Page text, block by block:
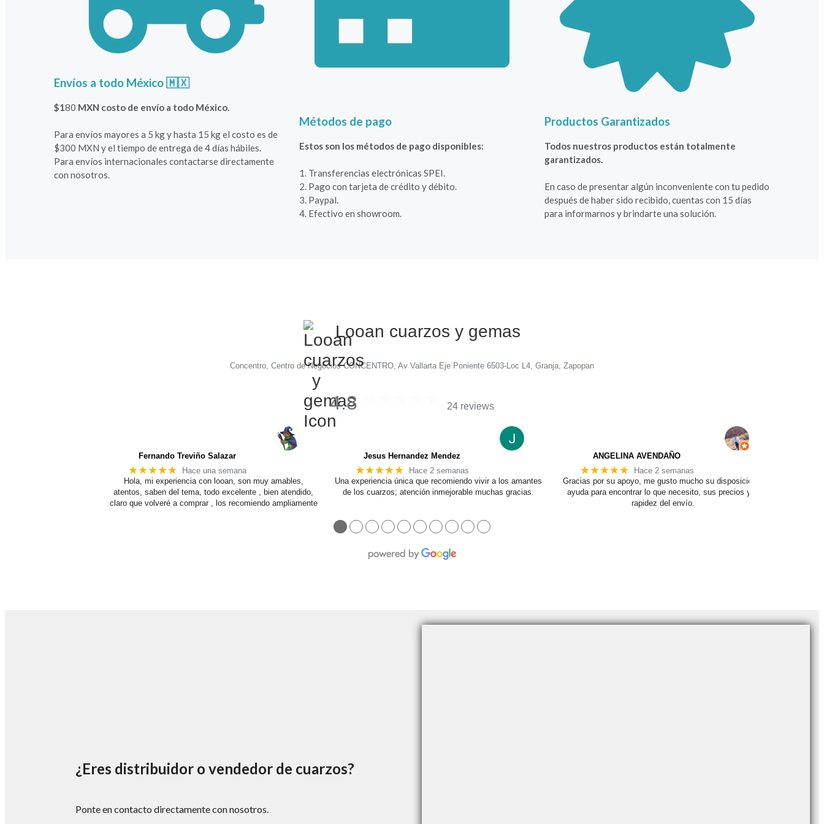
Envíos a todo México 🇲🇽
$180 MXN costo de envío a todo México.
Para envíos mayores a 5 kg y hasta 15 kg el costo es de
$300 MXN y el tiempo de entrega de 4 días hábiles.
Para envíos internacionales contactarse directamente
con nosotros.
Métodos de pago
Estos son los métodos de pago disponibles:
1. Transferencias electrónicas SPEI.
2. Pago con tarjeta de crédito y débito.
3. Paypal.
4. Efectivo en showroom.
Productos Garantizados
Todos nuestros productos están totalmente
garantizados.
En caso de presentar algún inconveniente con tu pedido
después de haber sido recibido, cuentas con 15 días
para informarnos y brindarte una solución.
Looan cuarzos y gemas
Concentro, Centro de Negocios CONCENTRO, Av Vallarta Eje Poniente 6503-Loc L4, Granja, Zapopan
4.8 24 reviews
Fernando Treviño Salazar
★★★★★
Hace una semana
Hola, mi experiencia con looan, son muy amables,
atentos, saben del tema, todo excelente , bien atendido,
claro que volveré a comprar , los recomiendo ampliamente
Jesus Hernandez Mendez
★★★★★
Hace 2 semanas
Una experiencia única que recomiendo vivir a los amantes
de los cuarzos; atención inmejorable muchas gracias.
ANGELINA AVENDAÑO
★★★★★
Hace 2 semanas
Gracias por su apoyo, me gusto mucho su disposición y
ayuda para encontrar lo que necesito, sus precios y la
rapidez del envío.
●●●●●●●●●●
¿Eres distribuidor o vendedor de cuarzos?
Ponte en contacto directamente con nosotros.